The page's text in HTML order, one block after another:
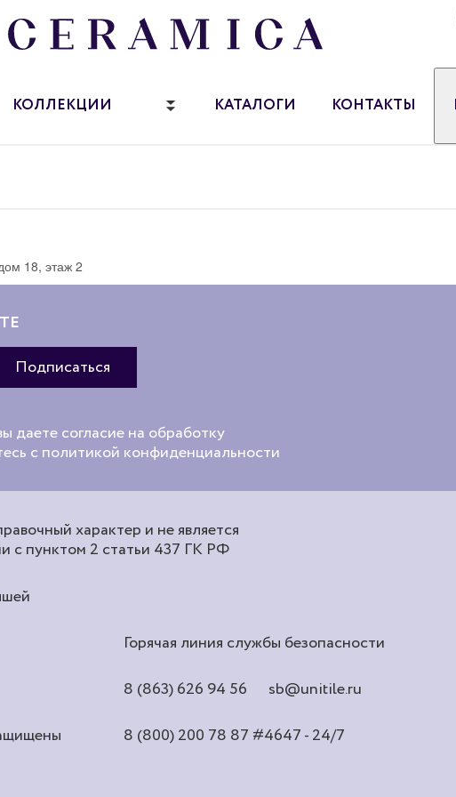
КОЛЛЕКЦИИ КАТАЛОГИ КОНТАКТЫ
18, этаж 2
даете согласие на обработку
с политикой конфиденциальности
характер и не является
с пунктом 2 статьи 437 ГК РФ
Горячая линия службы безопасности
8 (863) 626 94 56 sb@unitile.ru
8 (800) 200 78 87 #4647 - 24/7